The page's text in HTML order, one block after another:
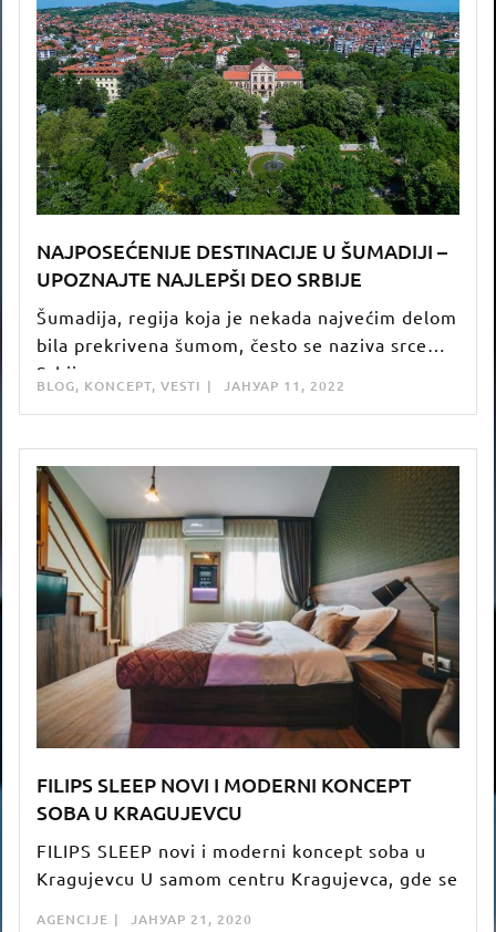
NAJPOSEĆENIJE DESTINACIJE U ŠUMADIJI –
UPOZNAJTE NAJLEPŠI DEO SRBIJE
Šumadija, regija koja je nekada najvećim delom
bila prekrivena šumom, često se naziva srcem
Srbije.
BLOG, KONCEPT,VESTI ЈАНУАР 11, 2022
FILIPS SLEEP NOVI I MODERNI KONCEPT
SOBA U KRAGUJEVCU
FILIPS SLEEP novi i moderni koncept soba u
Kragujevcu U samom centru Kragujevca, gde se
AGENCIJE ЈАНУАР 21, 2020